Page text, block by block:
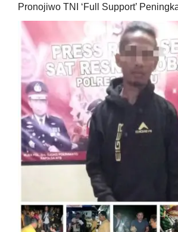
Pronojiwo TNI ‘Full Support’